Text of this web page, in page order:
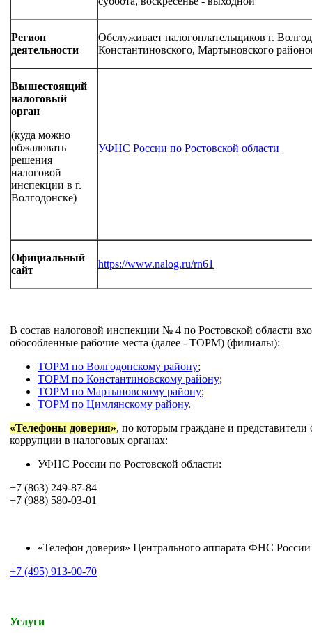
Регион
деятельности
Обслуживает налогоплательщиков г.
Константиновского, Мартыновского
Вышестоящий
налоговый
орган
(куда можно
обжаловать
решения
налоговой
инспекции в г.
Волгодонске)
УФНС России по Ростовской области
Официальный
сайт
https://www.nalog.ru/rn61
В состав налоговой инспекции № 4 по Ростовской области
обособленные рабочие места (далее - ТОРМ) (филиалы):
ТОРМ по Волгодонскому району;
ТОРМ по Константиновскому району;
ТОРМ по Мартыновскому району;
ТОРМ по Цимлянскому району.
«Телефоны доверия», по которым граждане и
коррупции в налоговых органах:
УФНС России по Ростовской области:
+7 (863) 249-87-84
+7 (988) 580-03-01
«Телефон доверия» Центрального аппарата ФНС России
+7 (495) 913-00-70
Услуги